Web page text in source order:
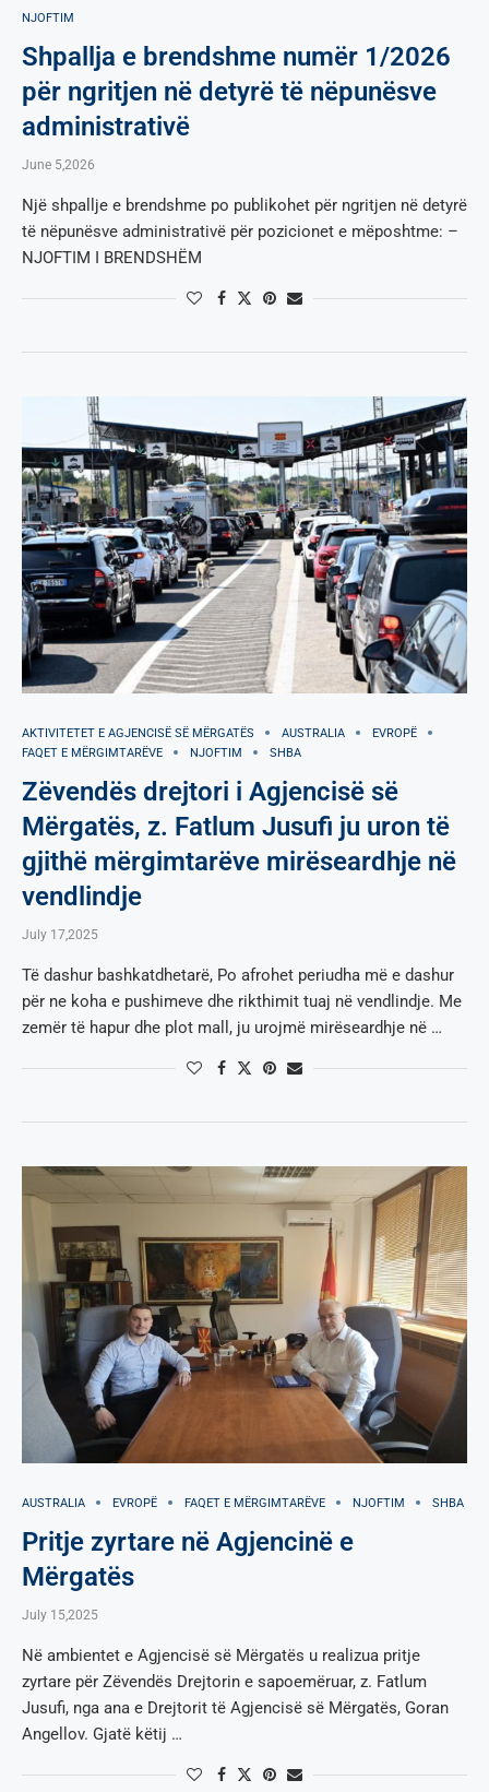
NJOFTIM
Shpallja e brendshme numër 1/2026
për ngritjen në detyrë të nëpunësve
administrativë
June 5,2026
Një shpallje e brendshme po publikohet për ngritjen në detyrë
të nëpunësve administrativë për pozicionet e mëposhtme: –
NJOFTIM I BRENDSHËM
AKTIVITETET E AGJENCISË SË МËRGATËS AUSTRALIA
EVROPË
FAQET E MËRGIMTARËVE
NJOFTIM SHBA
Zëvendës drejtori i Agjencisë së
Mërgatës, z. Fatlum Jusufi ju uron të
gjithë mërgimtarëve mirëseardhje në
vendlindje
July 17,2025
Të dashur bashkatdhetarë, Po afrohet periudha më e dashur
për ne koha e pushimeve dhe rikthimit tuaj në vendlindje. Me
zemër të hapur dhe plot mall, ju urojmë mirëseardhje në …
AUSTRALIA EVROPË FAQET E MËRGIMTARËVE NJOFTIM SHBA
Pritje zyrtare në Agjencinë e
Mërgatës
July 15,2025
Në ambientet e Agjencisë së Mërgatës u realizua pritje
zyrtare për Zëvendës Drejtorin e sapoemëruar, z. Fatlum
Jusufi, nga ana e Drejtorit të Agjencisë së Mërgatës, Goran
Angellov. Gjatë këtij …